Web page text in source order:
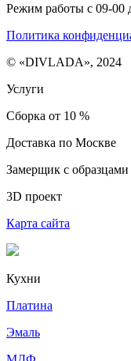
Режим работы с 09-00
Политика
© «DIVLADA», 2024
Услуги
Сборка от 10 %
Доставка по Москве
Замерщик с образцами
3D проект
Карта сайта
Кухни
Платина
Эмаль